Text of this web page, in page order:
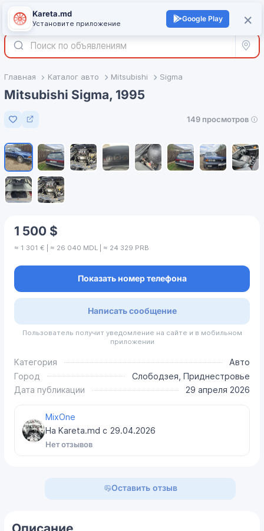
Войти +
Все
Главная Каталог авто Mitsubishi Sigma
Mitsubishi Sigma, 1995
Добавить в избранное
149 просмотров
1 500 $
≈ 1 301 € | ≈ 26 040 MDL | ≈ 24 329 PRB
Показать номер телефона
Написать сообщение
Пользователь получит уведомление на сайте и в мобильном
приложении
Категория
Авто
Город
Слободзея, Приднестровье
Дата публикации
29 апреля 2026
MixOne
На Kareta.md с 29.04.2026
Нет отзывов
Оставить отзыв
×
Kareta.md
Установите приложение
Google Play